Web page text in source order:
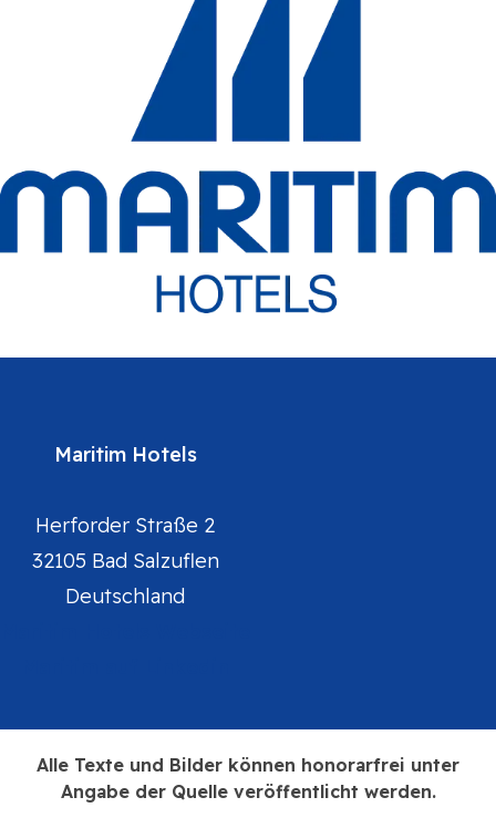
Maritim Hotels
Herforder Straße 2
32105 Bad Salzuflen
Deutschland